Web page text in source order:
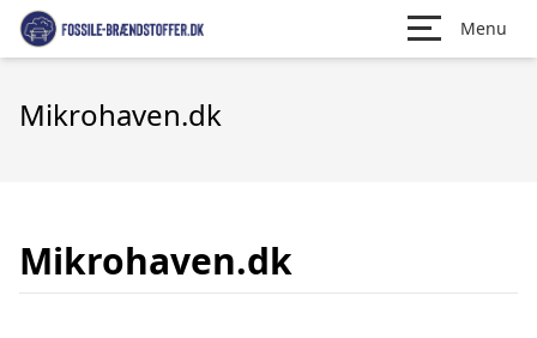
Menu
Mikrohaven.dk
Mikrohaven.dk